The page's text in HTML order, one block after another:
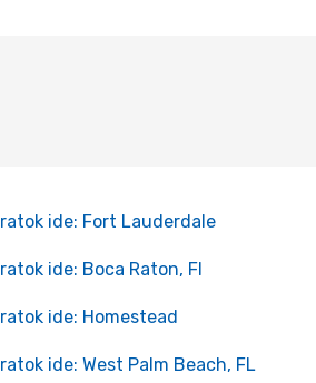
ide: Fort Lauderdale
ide: Boca Raton, Fl
ide: Homestead
ide: West Palm Beach, FL